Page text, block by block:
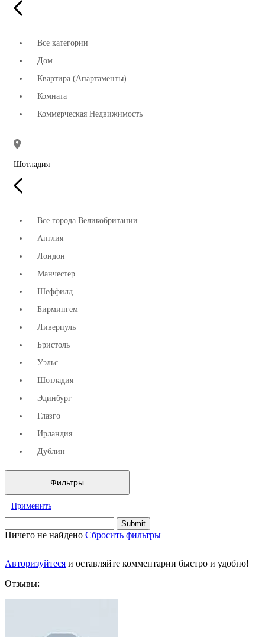
Все категории
Дом
Квартира (Апартаменты)
Комната
Коммерческая Недвижимость
Шотладия
Все города Великобритании
Англия
Лондон
Манчестер
Шеффилд
Бирмингем
Ливерпуль
Бристоль
Уэльс
Шотладия
Эдинбург
Глазго
Ирландия
Дублин
Фильтры
Применить
Ничего не найдено Сбросить фильтры
Авторизуйтеся и оставляйте комментарии быстро и удобно!
Отзывы: